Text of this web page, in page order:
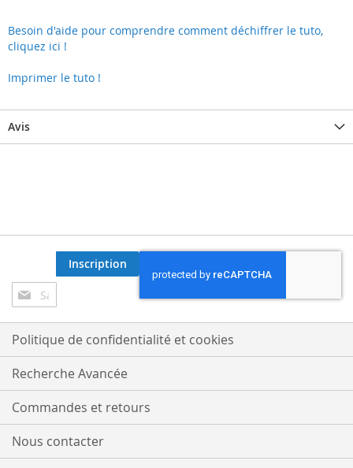
Besoin d'aide pour comprendre comment déchiffrer le tuto,
cliquez ici !
Imprimer le tuto !
Avis
Inscription
à
notre
lettre
d’information
:
Inscription
Politique de confidentialité et cookies
Recherche Avancée
Commandes et retours
Nous contacter